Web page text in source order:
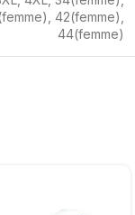
42(femme)
44(femme)